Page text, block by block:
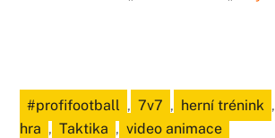
#profifootball , 7v7 , herní trénink ,
hra , Taktika , video animace